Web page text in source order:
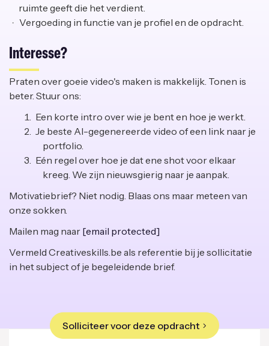
ruimte geeft die het verdient.
Vergoeding in functie van je profiel en de opdracht.
Interesse?
Praten over goeie video's maken is makkelijk. Tonen is
beter. Stuur ons:
Een korte intro over wie je bent en hoe je werkt.
Je beste AI-gegenereerde video of een link naar je
portfolio.
Eén regel over hoe je dat ene shot voor elkaar
kreeg. We zijn nieuwsgierig naar je aanpak.
Motivatiebrief? Niet nodig. Blaas ons maar meteen van
onze sokken.
Mailen mag naar [email protected]
Vermeld Creativeskills.be als referentie bij je sollicitatie
in het subject of je begeleidende brief.